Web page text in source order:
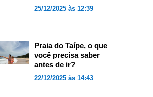
25/12/2025 às 12:39
Praia do Taípe, o que
você precisa saber
antes de ir?
22/12/2025 às 14:43